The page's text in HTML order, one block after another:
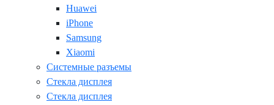
Huawei
iPhone
Samsung
Xiaomi
Системные разъемы
Стекла дисплея
Стекла дисплея